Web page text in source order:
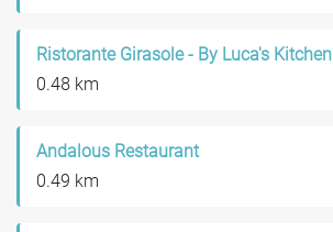
Ristorante Girasole - By Luca's Kitchen
0.48 km
Andalous Restaurant
0.49 km